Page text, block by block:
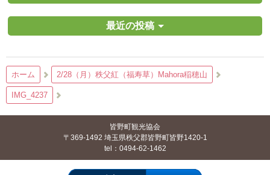
最近の投稿
ホーム 2/28（月）秩父紅（福寿草）Mahora稲穂山
IMG_4237
皆野町観光協会
〒369-1492 埼玉県秩父郡皆野町皆野1420-1
tel：0494-62-1462